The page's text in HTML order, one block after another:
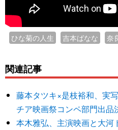
ひな菊の人生 吉本ばなな 奈
関連記事
藤本タツキ×是枝裕和、実
チア映画祭コンペ部門出品
本木雅弘、主演映画と大